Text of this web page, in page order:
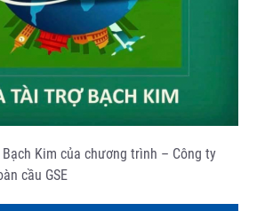
Kim của chương trình – Công ty
cầu GSE